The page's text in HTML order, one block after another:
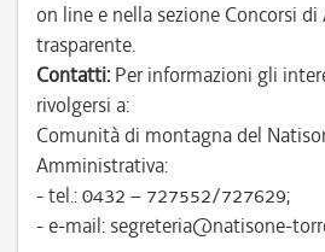
on line e nella sezione Concorsi
trasparente.
Contatti: Per informazioni gli
rivolgersi a:
Comunità di montagna del
Amministrativa:
- tel.: 0432 – 727552/727629;
- e-mail: segreteria@natisone-